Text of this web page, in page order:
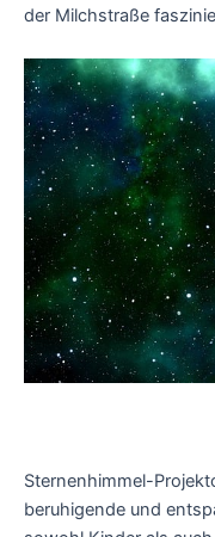
der Milchstraße
Sternenhimmel-
beruhigende und